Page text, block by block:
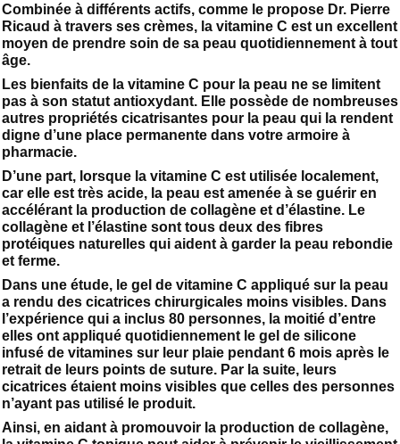
Combinée à différents actifs, comme le propose Dr. Pierre
Ricaud à travers ses crèmes, la vitamine C est un excellent
moyen de prendre soin de sa peau quotidiennement à tout
âge.
Les bienfaits de la vitamine C pour la peau ne se limitent
pas à son statut antioxydant. Elle possède de nombreuses
autres propriétés cicatrisantes pour la peau qui la rendent
digne d’une place permanente dans votre armoire à
pharmacie.
D’une part, lorsque la vitamine C est utilisée localement,
car elle est très acide, la peau est amenée à se guérir en
accélérant la production de collagène et d’élastine. Le
collagène et l’élastine sont tous deux des fibres
protéiques naturelles qui aident à garder la peau rebondie
et ferme.
Dans une étude, le gel de vitamine C appliqué sur la peau
a rendu des cicatrices chirurgicales moins visibles. Dans
l’expérience qui a inclus 80 personnes, la moitié d’entre
elles ont appliqué quotidiennement le gel de silicone
infusé de vitamines sur leur plaie pendant 6 mois après le
retrait de leurs points de suture. Par la suite, leurs
cicatrices étaient moins visibles que celles des personnes
n’ayant pas utilisé le produit.
Ainsi, en aidant à promouvoir la production de collagène,